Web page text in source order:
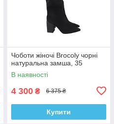
Чоботи жіночі Brocoly чорні
натуральна замша, 35
В наявності
4 300 ₴ 6 375 ₴
Купити